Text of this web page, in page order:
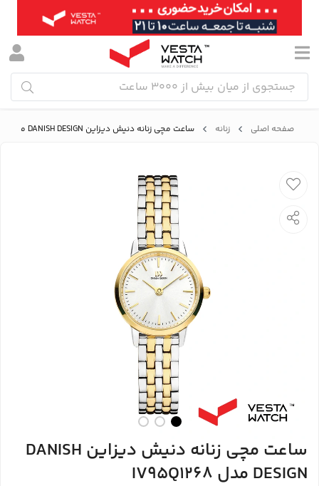
صفحه اصلی زنانه ساعت مچی زنانه دنیش دیزاین DANISH DESIGN مدل IV95Q1268
ساعت مچی زنانه دنیش دیزاین DANISH
DESIGN مدل IV95Q1268